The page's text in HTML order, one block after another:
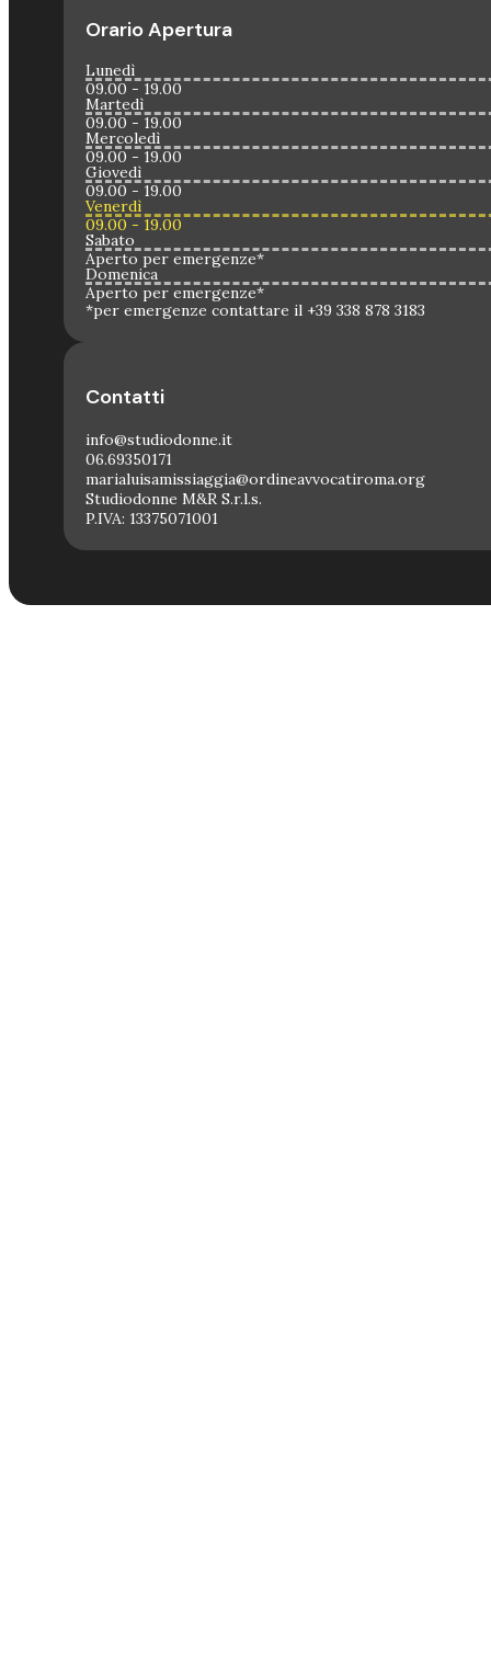
Orario Apertura
Lunedì
09.00 - 19.00
Martedì
09.00 - 19.00
Mercoledì
09.00 - 19.00
Giovedì
09.00 - 19.00
Venerdì
09.00 - 19.00
Sabato
Aperto per emergenze*
Domenica
Aperto per emergenze*
*per emergenze contattare il +39 338 878 3183
Contatti
info@studiodonne.it
06.69350171
marialuisamissiaggia@ordineavvocatiroma.org
Studiodonne M&R S.r.l.s.
P.IVA: 13375071001